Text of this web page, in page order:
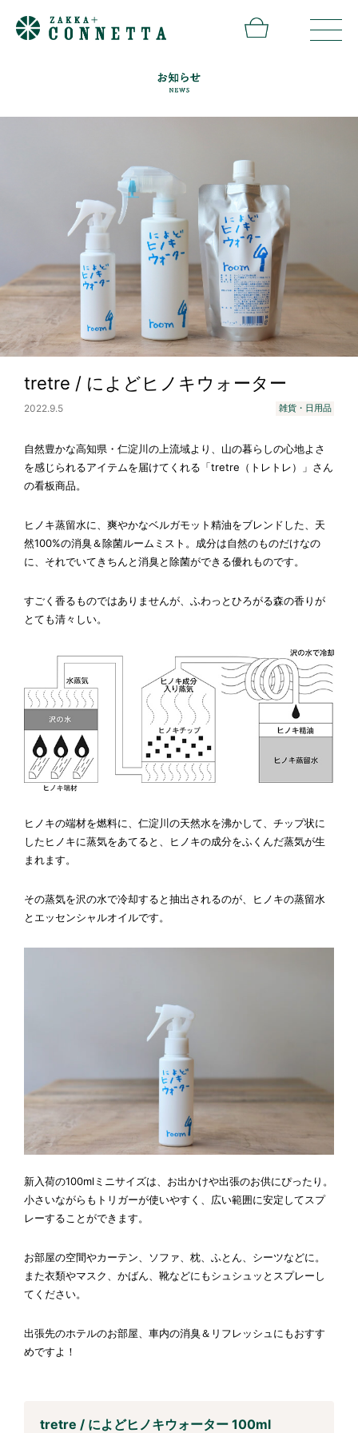
tretre / によどヒノキウォーター
2022.9.5 雑貨・日用品
自然豊かな高知県・仁淀川の上流域より、山の暮らしの心地よさ
を感じられるアイテムを届けてくれる「tretre（トレトレ）」さん
の看板商品。
ヒノキ蒸留水に、爽やかなベルガモット精油をブレンドした、天
然100%の消臭＆除菌ルームミスト。成分は自然のものだけなの
に、それでいてきちんと消臭と除菌ができる優れものです。
すごく香るものではありませんが、ふわっとひろがる森の香りが
とても清々しい。
ヒノキの端材を燃料に、仁淀川の天然水を沸かして、チップ状に
したヒノキに蒸気をあてると、ヒノキの成分をふくんだ蒸気が生
まれます。
その蒸気を沢の水で冷却すると抽出されるのが、ヒノキの蒸留水
とエッセンシャルオイルです。
新入荷の100mlミニサイズは、お出かけや出張のお供にぴったり。
小さいながらもトリガーが使いやすく、広い範囲に安定してスプ
レーすることができます。
お部屋の空間やカーテン、ソファ、枕、ふとん、シーツなどに。
また衣類やマスク、かばん、靴などにもシュシュッとスプレーし
てください。
出張先のホテルのお部屋、車内の消臭＆リフレッシュにもおすす
めですよ！
tretre / によどヒノキウォーター 100ml